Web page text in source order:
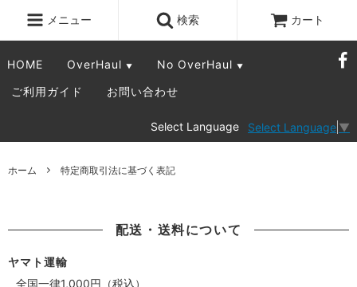
HOME OverHaul ▼ No OverHaul ▼
ご利用ガイド お問い合わせ
メニュー 検索 カート
Select Language Select Language ▼
ホーム 特定商取引法に基づく表記
配送・送料について
ヤマト運輸
全国一律1,000円（税込）